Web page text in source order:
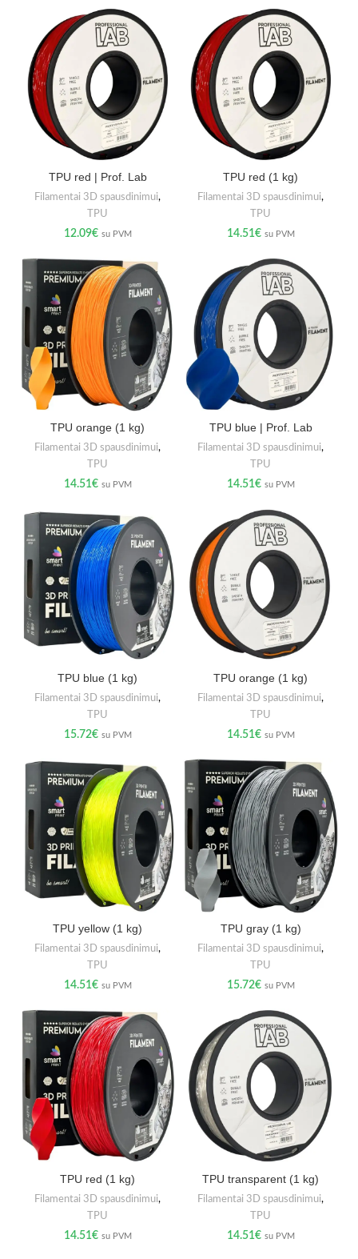
TPU red | Prof. Lab
Filamentai 3D spausdinimui,
TPU
12.09€ su PVM
TPU red (1 kg)
Filamentai 3D spausdinimui,
TPU
14.51€ su PVM
TPU orange (1 kg)
Filamentai 3D spausdinimui,
TPU
14.51€ su PVM
TPU blue | Prof. Lab
Filamentai 3D spausdinimui,
TPU
14.51€ su PVM
TPU blue (1 kg)
Filamentai 3D spausdinimui,
TPU
15.72€ su PVM
TPU orange (1 kg)
Filamentai 3D spausdinimui,
TPU
14.51€ su PVM
TPU yellow (1 kg)
Filamentai 3D spausdinimui,
TPU
14.51€ su PVM
TPU gray (1 kg)
Filamentai 3D spausdinimui,
TPU
15.72€ su PVM
TPU red (1 kg)
Filamentai 3D spausdinimui,
TPU
14.51€ su PVM
TPU transparent (1 kg)
Filamentai 3D spausdinimui,
TPU
14.51€ su PVM